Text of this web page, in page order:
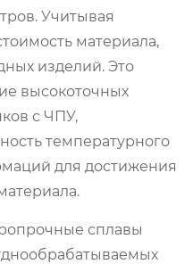
Учитывая
материала,
изделий. Это
высокоточных
с ЧПУ,
температурного
для достижения
сплавы